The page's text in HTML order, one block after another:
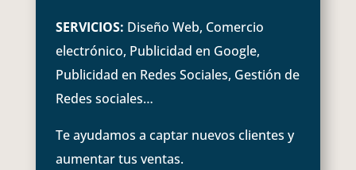
SERVICIOS: Diseño Web, Comercio
electrónico, Publicidad en Google,
Publicidad en Redes Sociales, Gestión de
Redes sociales…
Te ayudamos a captar nuevos clientes y
aumentar tus ventas.